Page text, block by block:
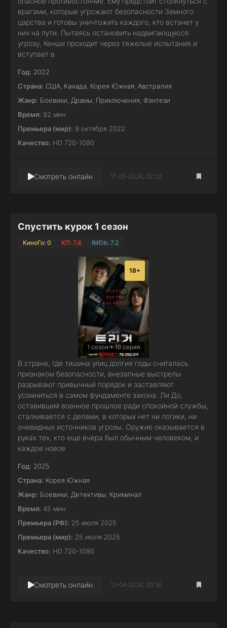
врагами, которые угрожают безопасности Земного
царства и готовы уничтожить каждого, кто встанет у
них на пути. Пытаясь остановить надвигающуюся
угрозу, Кенши проходит через тяжелые испытания и
вступает в
Год: 2022
Страна: США Канада Корея Южная Австралия
Жанр: Боевики Драмы Приключения Фэнтези
Время: 82 мин
Премьера (мир): 9 октября 2022
Качество: HD 720-1080
Смотреть онлайн 17-05-2026, 02:20
Спустить курок 1 сезон
КиноГо: 0 КП: 7.8 IMDb: 7.2
1 сезон • 10 серия
18+
В стране, где тишина улиц долгие годы считалась
признаком безопасности, внезапные выстрелы
разрывают привычный порядок и заставляют
усомниться в самом фундаменте закона. Ли До,
оставивший военное прошлое ради спокойной службы,
сталкивается с делами, в которых нет ни логики, ни
очевидных источников угрозы. Оружие оказывается в
руках тех, кто еще вчера был обычным человеком, и
каждое новое
Год: 2025
Страна: Корея Южная
Жанр: Боевики Детективы Криминал
Время: 45 мин
Премьера (РФ): 25 июля 2025
Премьера (мир): 25 июля 2025
Качество: HD 720-1080
Смотреть онлайн 13-04-2026, 00:36